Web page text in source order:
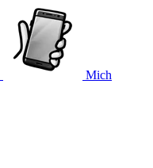
Mich